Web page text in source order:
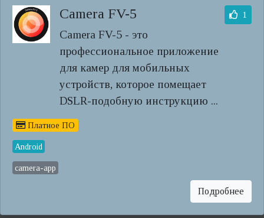
Camera FV-5
Camera FV-5 - это
профессиональное приложение
для камер для мобильных
устройств, которое помещает
DSLR-подобную инструкцию ...
1
Платное ПО
Android
camera-app
Подробнее